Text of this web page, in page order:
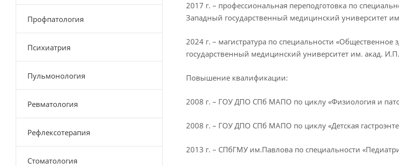
2017 г. – профессиональная переподготовка по
Западный государственный медицинский университет
2024 г. – магистратура по специальности
государственный медицинский университет им. акад.
Повышение квалификации:
2008 г. – ГОУ ДПО СПб МАПО по циклу «Физиология и
2008 г. – ГОУ ДПО СПб МАПО по циклу «Детская
2013 г. – СПбГМУ им.Павлова по специальности
Профпатология
Психиатрия
Пульмонология
Ревматология
Рефлексотерапия
Стоматология